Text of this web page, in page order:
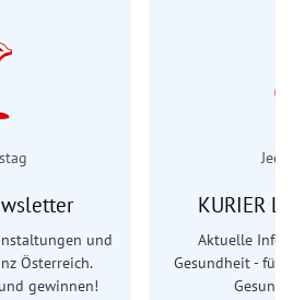
und
Österreich.
gewinnen!
KURIER
Aktuelle
Gesundheit - für